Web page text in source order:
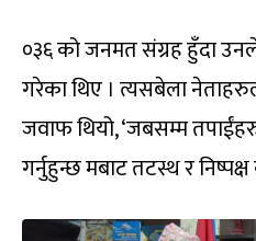
०३६ को जनमत संग्रह हुँदा
गरेका थिए । त्यसबेला
जवाफ थियो, ‘जबसम्म
गर्नुहुन्छ मबाट तटस्थ र